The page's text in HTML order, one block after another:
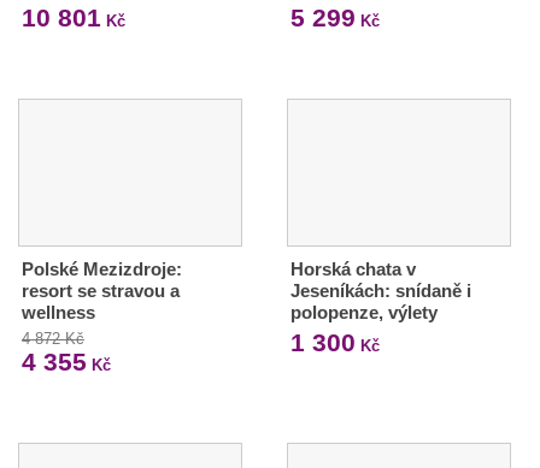
10 801 Kč 5 299 Kč
Polské Mezizdroje:
resort se stravou a
wellness
4 872 Kč
4 355 Kč
Horská chata v
Jeseníkách: snídaně i
polopenze, výlety
1 300 Kč